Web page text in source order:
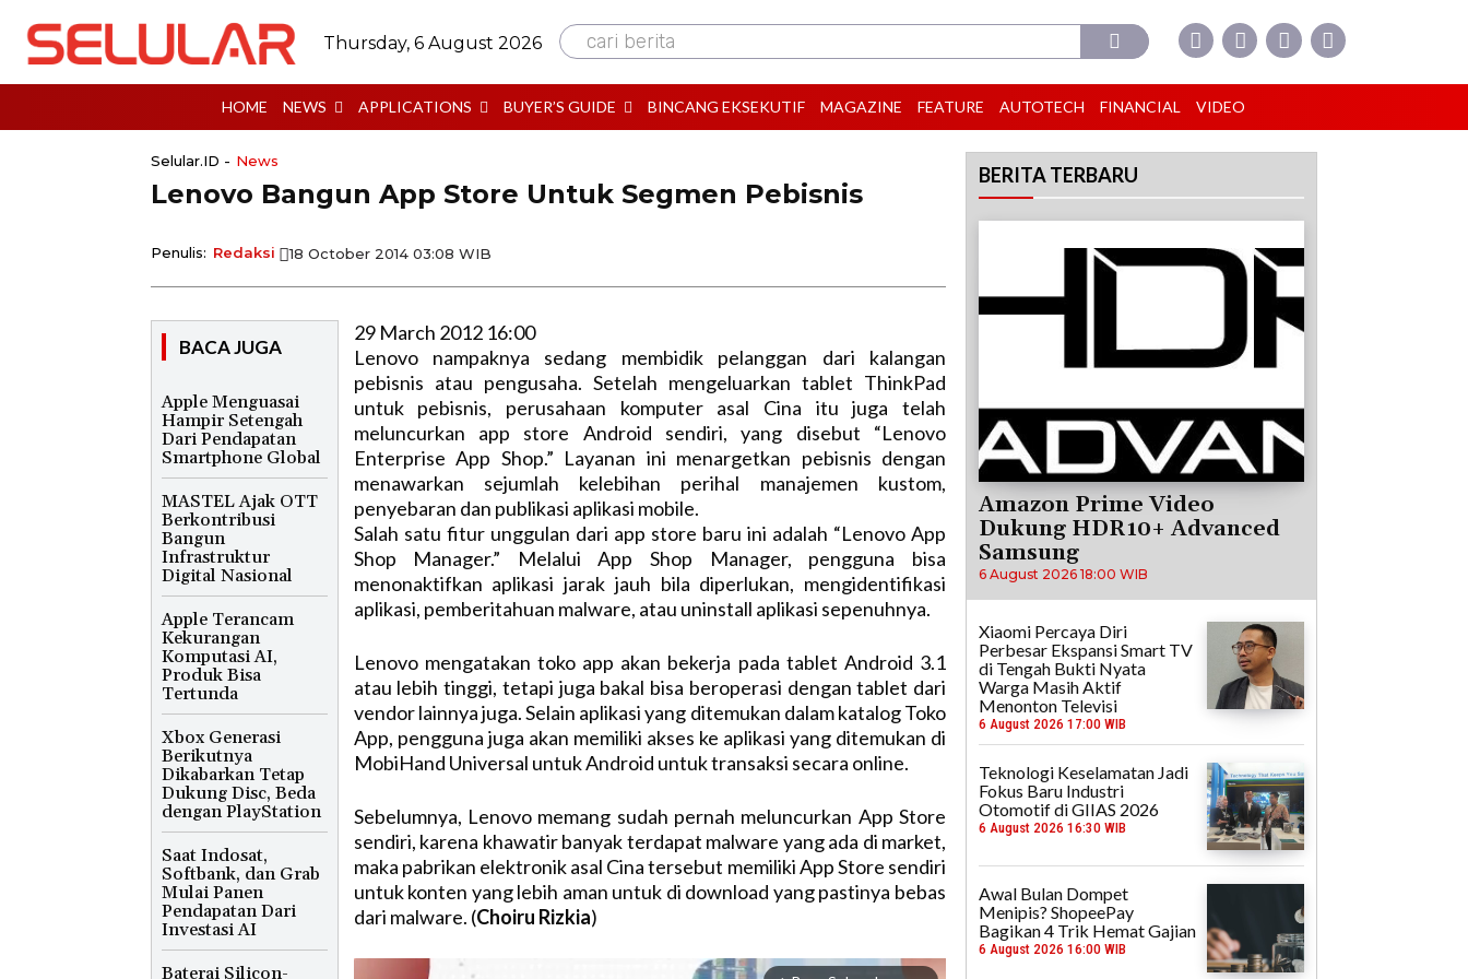
Thursday, 6 August 2026 cari berita
HOME NEWS APPLICATIONS BUYER’S GUIDE BINCANG EKSEKUTIF MAGAZINE FEATURE AUTOTECH FINANCIAL VIDEO
Selular.ID - News
Lenovo Bangun App Store Untuk Segmen Pebisnis
Penulis: Redaksi 18 October 2014 03:08 WIB
BACA JUGA
Apple Menguasai
Hampir Setengah
Dari Pendapatan
Smartphone Global
MASTEL Ajak OTT
Berkontribusi
Bangun
Infrastruktur
Digital Nasional
Apple Terancam
Kekurangan
Komputasi AI,
Produk Bisa
Tertunda
Xbox Generasi
Berikutnya
Dikabarkan Tetap
Dukung Disc, Beda
dengan PlayStation
Saat Indosat,
Softbank, dan Grab
Mulai Panen
Pendapatan Dari
Investasi AI
Baterai Silicon-
29 March 2012 16:00
Lenovo nampaknya sedang membidik pelanggan dari kalangan
pebisnis atau pengusaha. Setelah mengeluarkan tablet ThinkPad
untuk pebisnis, perusahaan komputer asal Cina itu juga telah
meluncurkan app store Android sendiri, yang disebut “Lenovo
Enterprise App Shop.” Layanan ini menargetkan pebisnis dengan
menawarkan sejumlah kelebihan perihal manajemen kustom,
penyebaran dan publikasi aplikasi mobile.
Salah satu fitur unggulan dari app store baru ini adalah “Lenovo App
Shop Manager.” Melalui App Shop Manager, pengguna bisa
menonaktifkan aplikasi jarak jauh bila diperlukan, mengidentifikasi
aplikasi, pemberitahuan malware, atau uninstall aplikasi sepenuhnya.
Lenovo mengatakan toko app akan bekerja pada tablet Android 3.1
atau lebih tinggi, tetapi juga bakal bisa beroperasi dengan tablet dari
vendor lainnya juga. Selain aplikasi yang ditemukan dalam katalog Toko
App, pengguna juga akan memiliki akses ke aplikasi yang ditemukan di
MobiHand Universal untuk Android untuk transaksi secara online.
Sebelumnya, Lenovo memang sudah pernah meluncurkan App Store
sendiri, karena khawatir banyak terdapat malware yang ada di market,
maka pabrikan elektronik asal Cina tersebut memiliki App Store sendiri
untuk konten yang lebih aman untuk di download yang pastinya bebas
dari malware. (Choiru Rizkia)
BERITA TERBARU
Amazon Prime Video
Dukung HDR10+ Advanced
Samsung
6 August 2026 18:00 WIB
Xiaomi Percaya Diri
Perbesar Ekspansi Smart TV
di Tengah Bukti Nyata
Warga Masih Aktif
Menonton Televisi
6 August 2026 17:00 WIB
Teknologi Keselamatan Jadi
Fokus Baru Industri
Otomotif di GIIAS 2026
6 August 2026 16:30 WIB
Awal Bulan Dompet
Menipis? ShopeePay
Bagikan 4 Trik Hemat Gajian
6 August 2026 16:00 WIB